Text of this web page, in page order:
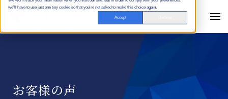
we'll have to use just one tiny cookie so that you're not asked to make this choice again.
Accept
お客様の声